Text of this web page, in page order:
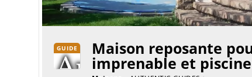
GUIDE Maison reposante
imprenable et